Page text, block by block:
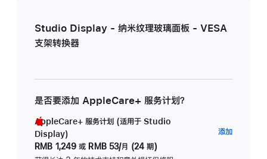
Studio Display - 纳米纹理玻璃面板 - VESA
支架转换器
是否要添加 AppleCare+ 服务计划？
AppleCare+ 服务计划 (适用于 Studio
Display)
RMB 1,249 或 RMB 53/月 (24 期)
添加